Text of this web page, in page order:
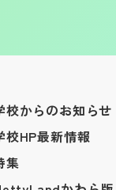
校からのお知らせ
校HP最新情報
集